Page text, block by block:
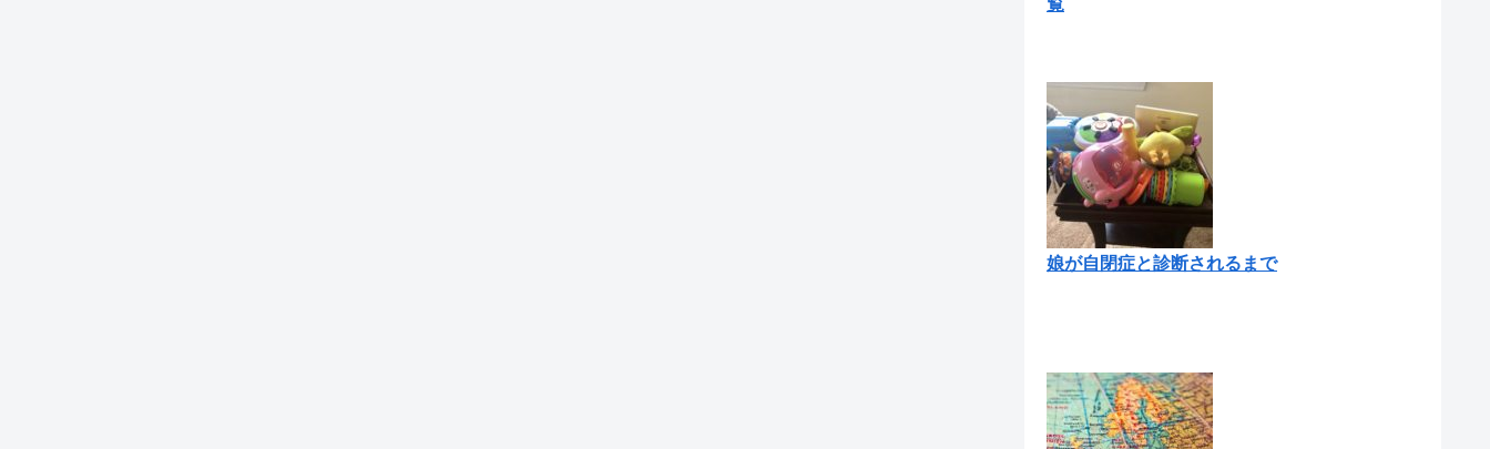
娘が自閉症と診断されるまで